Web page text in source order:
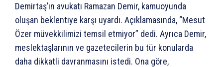
Demirtaş’ın avukatı Ramazan Demir, kamuoyunda
oluşan beklentiye karşı uyardı. Açıklamasında, “Mesut
Özer müvekkilimizi temsil etmiyor” dedi. Ayrıca Demir,
meslektaşlarının ve gazetecilerin bu tür konularda
daha dikkatli davranmasını istedi. Ona göre,